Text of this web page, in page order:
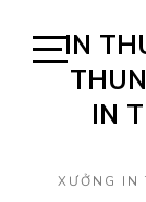
Open
Sidebar
IN
IN
XƯỞNG IN